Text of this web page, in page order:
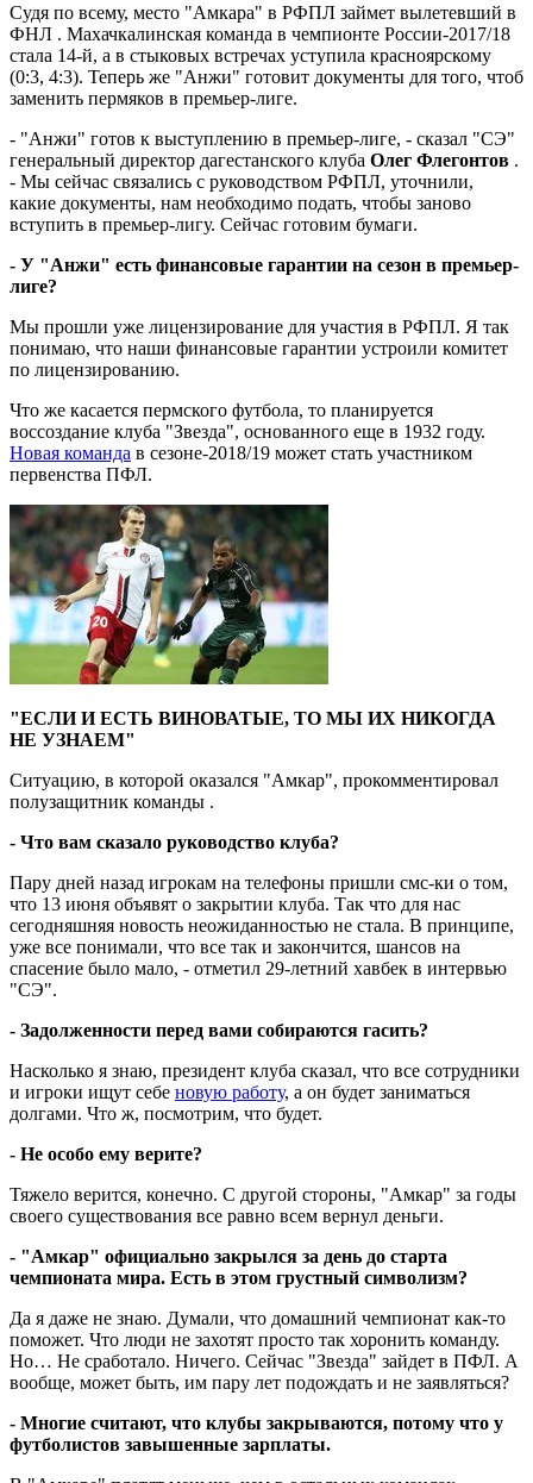
Судя по всему, место "Амкара" в РФПЛ займет вылетевший в
ФНЛ . Махачкалинская команда в чемпионте России-2017/18
стала 14-й, а в стыковых встречах уступила красноярскому
(0:3, 4:3). Теперь же "Анжи" готовит документы для того, чтоб
заменить пермяков в премьер-лиге.
- "Анжи" готов к выступлению в премьер-лиге, - сказал "СЭ"
генеральный директор дагестанского клуба Олег Флегонтов .
- Мы сейчас связались с руководством РФПЛ, уточнили,
какие документы, нам необходимо подать, чтобы заново
вступить в премьер-лигу. Сейчас готовим бумаги.
- У "Анжи" есть финансовые гарантии на сезон в премьер-
лиге?
Мы прошли уже лицензирование для участия в РФПЛ. Я так
понимаю, что наши финансовые гарантии устроили комитет
по лицензированию.
Что же касается пермского футбола, то планируется
воссоздание клуба "Звезда", основанного еще в 1932 году.
Новая команда в сезоне-2018/19 может стать участником
первенства ПФЛ.
"ЕСЛИ И ЕСТЬ ВИНОВАТЫЕ, ТО МЫ ИХ НИКОГДА
НЕ УЗНАЕМ"
Ситуацию, в которой оказался "Амкар", прокомментировал
полузащитник команды .
- Что вам сказало руководство клуба?
Пару дней назад игрокам на телефоны пришли смс-ки о том,
что 13 июня объявят о закрытии клуба. Так что для нас
сегодняшняя новость неожиданностью не стала. В принципе,
уже все понимали, что все так и закончится, шансов на
спасение было мало, - отметил 29-летний хавбек в интервью
"СЭ".
- Задолженности перед вами собираются гасить?
Насколько я знаю, президент клуба сказал, что все сотрудники
и игроки ищут себе новую работу, а он будет заниматься
долгами. Что ж, посмотрим, что будет.
- Не особо ему верите?
Тяжело верится, конечно. С другой стороны, "Амкар" за годы
своего существования все равно всем вернул деньги.
- "Амкар" официально закрылся за день до старта
чемпионата мира. Есть в этом грустный символизм?
Да я даже не знаю. Думали, что домашний чемпионат как-то
поможет. Что люди не захотят просто так хоронить команду.
Но… Не сработало. Ничего. Сейчас "Звезда" зайдет в ПФЛ. А
вообще, может быть, им пару лет подождать и не заявляться?
- Многие считают, что клубы закрываются, потому что у
футболистов завышенные зарплаты.